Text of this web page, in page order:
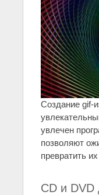
Создание gif-
увлечен
позволяют
превратить
CD и DVD